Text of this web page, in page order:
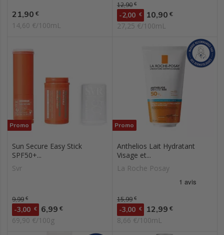
Prix
21,90 €
14,60 €/100mL
Prix de base
12,90 €
-2,00 € Prix
10,90 €
27,25 €/100mL
Promo
Sun Secure Easy Stick
SPF50+...
Svr
Prix de base
9,99 €
-3,00 € Prix
6,99 €
69,90 €/100g
Promo
Anthelios Lait Hydratant
Visage et...
La Roche Posay
Prix de base
15,99 €
-3,00 € Prix
12,99 €
8,66 €/100mL